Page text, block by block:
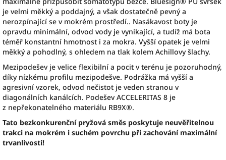
je velmi měkký a poddajný, a však dostatečně pevný a
nerozpínající se v mokrém prostředí.. Nasákavost boty je
opravdu minimální, odvod vody je vynikající, a tudíž má bota
téměř konstantní hmotnost i za mokra. Vyšší opatek je velmi
měkký a pohodlný, s ohledem na tlak kolem Achillovy šlachy.
Mezipodešev je velice flexibilní a pocit v terénu je pozoruhodný,
díky nízkému profilu mezipodešve. Podrážka má vyšší a
agresivní vzorek, odvod nečistot je veden stranou v
diagonálních kanálcích. Podešev ACCELERITAS 8 je
z nepřekonatelného materiálu RB9X®.
Tato bezkonkurenční pryžová směs poskytuje neuvěřitelnou
trakci na mokrém i suchém povrchu při zachování maximální
trvanlivosti!